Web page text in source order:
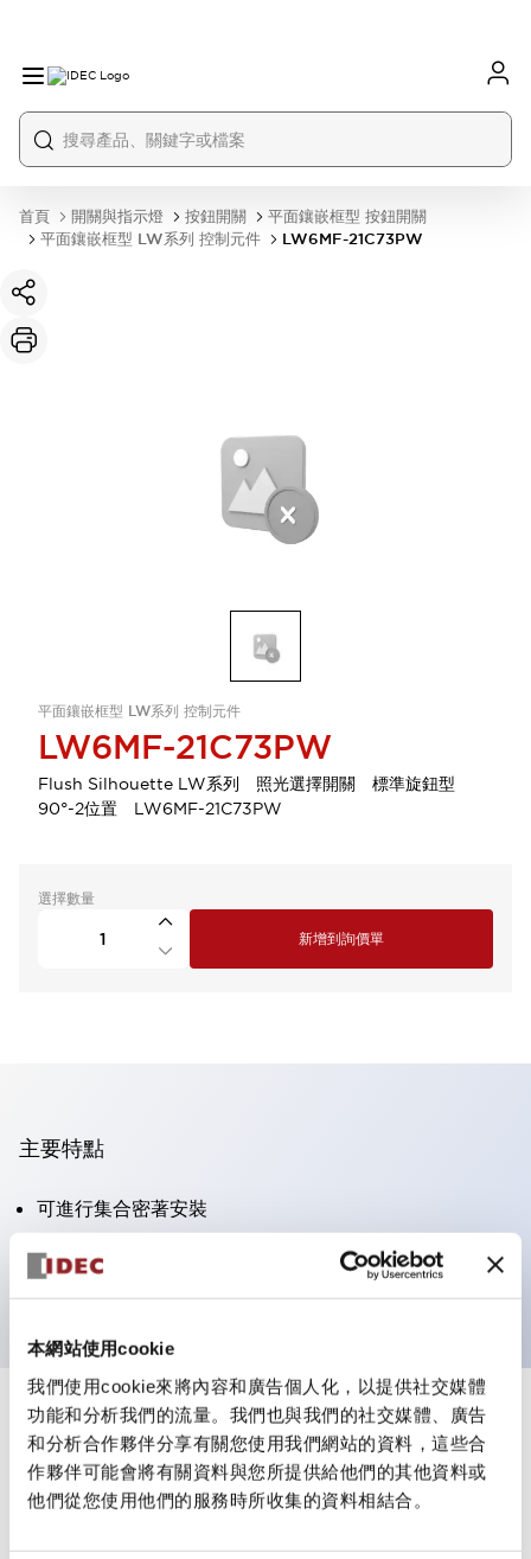
本網站使用cookie
我們使用cookie來將內容和廣告個人化，以提供社交媒體
功能和分析我們的流量。我們也與我們的社交媒體、廣告
和分析合作夥伴分享有關您使用我們網站的資料，這些合
作夥伴可能會將有關資料與您所提供給他們的其他資料或
他們從您使用他們的服務時所收集的資料相結合。
首頁 開關與指示燈 按鈕開關
平面鑲嵌框型 按鈕開關
平面鑲嵌框型 LW系列 控制元件
LW6MF-21C73PW
平面鑲嵌框型 LW系列 控制元件
LW6MF-21C73PW
Flush Silhouette LW系列 照光選擇開關 標準旋鈕型
90°-2位置 LW6MF-21C73PW
選擇數量
新增到詢價單
主要特點
可進行集合密著安裝
附鎖選擇開關採用高安全性的彈子鎖結構
防護結構為IP65（IEC60529）
規格 顯示全部
審美規範